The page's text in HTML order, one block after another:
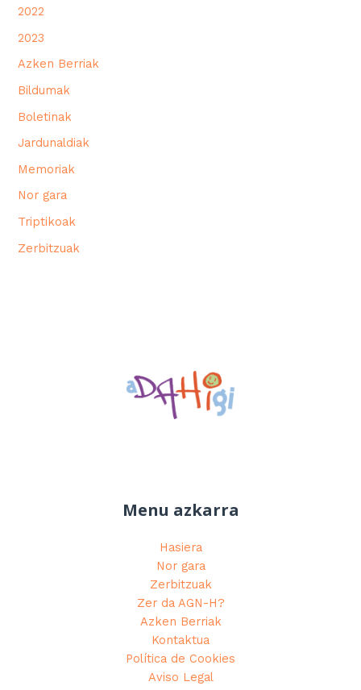
2022
2023
Azken Berriak
Bildumak
Boletinak
Jardunaldiak
Memoriak
Nor gara
Triptikoak
Zerbitzuak
Menu azkarra
Hasiera
Nor gara
Zerbitzuak
Zer da AGN-H?
Azken Berriak
Kontaktua
Política de Cookies
Aviso Legal